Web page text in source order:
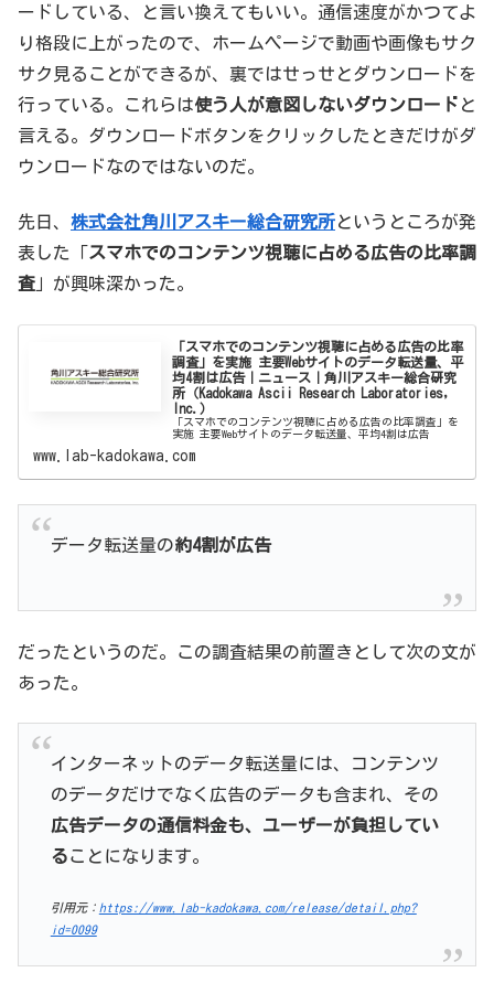
ードしている、と言い換えてもいい。通信速度がかつてよ
り格段に上がったので、ホームページで動画や画像もサク
サク見ることができるが、裏ではせっせとダウンロードを
行っている。これらは使う人が意図しないダウンロード と
言える。ダウンロードボタンをクリックしたときだけがダ
ウンロードなのではないのだ。
先日、 株式会社角川アスキー総合研究所というところが発
表した「スマホでのコンテンツ視聴に占める広告の比率調
査 」が興味深かった。
「スマホでのコンテンツ視聴に占める広告の比率
調査」を実施 主要Webサイトのデータ転送量、平
均4割は広告｜ニュース｜角川アスキー総合研究
所（Kadokawa Ascii Research Laboratories,
Inc.）
「スマホでのコンテンツ視聴に占める広告の比率調査」を
実施 主要Webサイトのデータ転送量、平均4割は広告
www.lab-kadokawa.com
データ転送量の約4割が広告
だったというのだ。この調査結果の前置きとして次の文が
あった。
インターネットのデータ転送量には、コンテンツ
のデータだけでなく広告のデータも含まれ、その
広告データの通信料金も、ユーザーが負担してい
ることになります。
引用元： https://www.lab-kadokawa.com/release/detail.php?
id=0099